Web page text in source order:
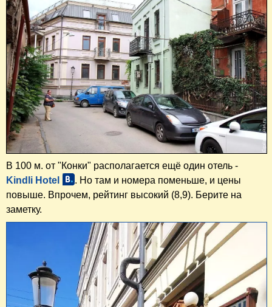
В 100 м. от "Конки" располагается ещё один отель -
Kindli Hotel
. Но там и номера поменьше, и цены
повыше. Впрочем, рейтинг высокий (8,9). Берите на
заметку.